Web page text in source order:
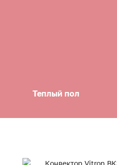
Теплый пол